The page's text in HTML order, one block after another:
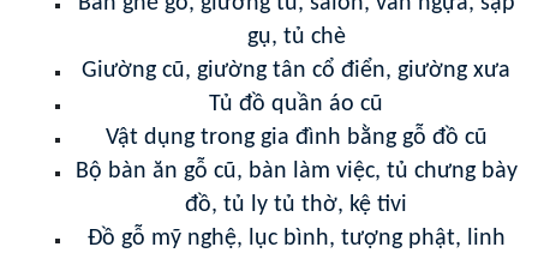
gụ, tủ chè
Giường cũ, giường tân cổ điển, giường xưa
Tủ đồ quần áo cũ
Vật dụng trong gia đình bằng gỗ đồ cũ
Bộ bàn ăn gỗ cũ, bàn làm việc, tủ chưng bày
đồ, tủ ly tủ thờ, kệ tivi
Đồ gỗ mỹ nghệ, lục bình, tượng phật, linh